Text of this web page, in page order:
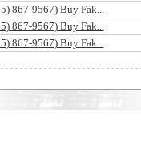
867-9567) Buy Fak...
867-9567) Buy Fak...
867-9567) Buy Fak...